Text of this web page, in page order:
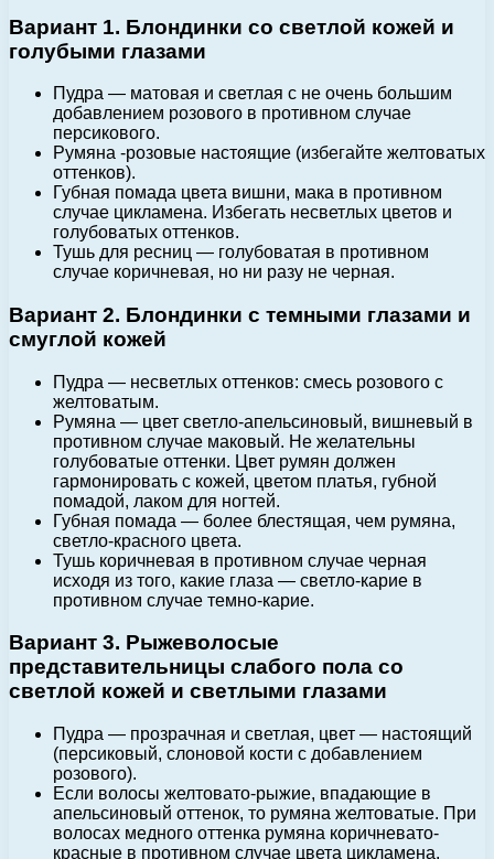
Вариант 1. Блондинки со светлой кожей и
голубыми глазами
Пудра — матовая и светлая с не очень большим
добавлением розового в противном случае
персикового.
Румяна -розовые настоящие (избегайте желтоватых
оттенков).
Губная помада цвета вишни, мака в противном
случае цикламена. Избегать несветлых цветов и
голубоватых оттенков.
Тушь для ресниц — голубоватая в противном
случае коричневая, но ни разу не черная.
Вариант 2. Блондинки с темными глазами и
смуглой кожей
Пудра — несветлых оттенков: смесь розового с
желтоватым.
Румяна — цвет светло-апельсиновый, вишневый в
противном случае маковый. Не желательны
голубоватые оттенки. Цвет румян должен
гармонировать с кожей, цветом платья, губной
помадой, лаком для ногтей.
Губная помада — более блестящая, чем румяна,
светло-красного цвета.
Тушь коричневая в противном случае черная
исходя из того, какие глаза — светло-карие в
противном случае темно-карие.
Вариант 3. Рыжеволосые
представительницы слабого пола со
светлой кожей и светлыми глазами
Пудра — прозрачная и светлая, цвет — настоящий
(персиковый, слоновой кости с добавлением
розового).
Если волосы желтовато-рыжие, впадающие в
апельсиновый оттенок, то румяна желтоватые. При
волосах медного оттенка румяна коричневато-
красные в противном случае цвета цикламена.